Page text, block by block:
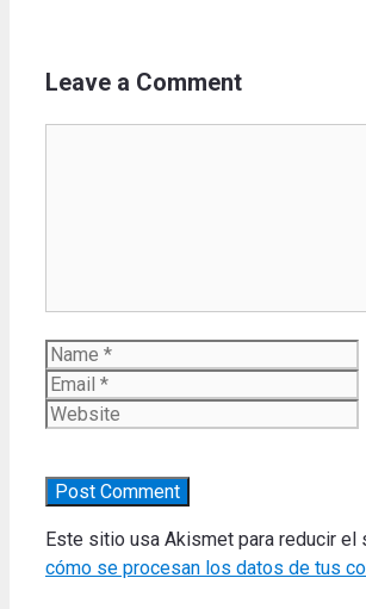
Leave a Comment
Name
Este sitio usa Akismet para reducir el
cómo se procesan los datos de tus